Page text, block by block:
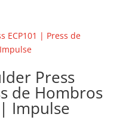
Press
de Hombros
Impulse